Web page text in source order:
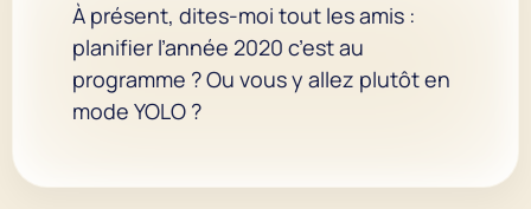
À présent, dites-moi tout les amis :
planifier l’année 2020 c’est au
programme ? Ou vous y allez plutôt en
mode YOLO ?